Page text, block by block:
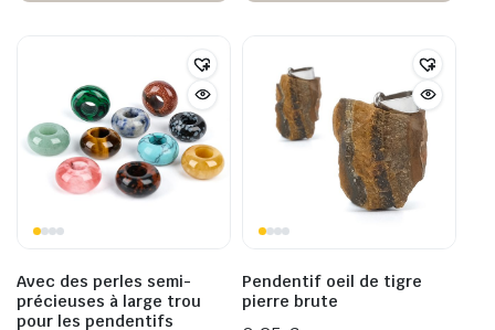
Avec des perles semi-
précieuses à large trou
pour les pendentifs
Pendentif oeil de tigre
pierre brute